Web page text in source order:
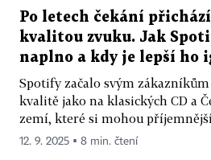
Po letech čekání
kvalitou zvuku. Jak
naplno a kdy je lepší ho
Spotify začalo svým
kvalitě jako na klasických CD a
zemí, které si mohou
12. 9. 2025 ▪ 8 min. čtení